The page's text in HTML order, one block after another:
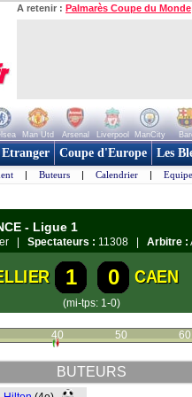
A retenir : Palmarès Coupe du Monde
Man Utd Arsenal Liverpool ManCity
Etranger Coupe d'Europe Les
| Buteurs | Calendrier |
- Ligue 1
| Spectateurs : 11308 | Arbitre :
1 0 CAEN
(mi-tps: 1-0)
40 50 60
BUTEURS